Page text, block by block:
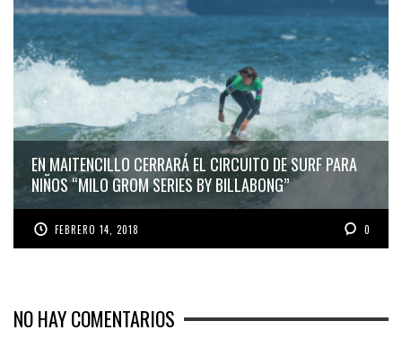
EN MAITENCILLO CERRARÁ EL CIRCUITO DE SURF PARA
NIÑOS “MILO GROM SERIES BY BILLABONG”
FEBRERO 14, 2018 0
NO HAY COMENTARIOS